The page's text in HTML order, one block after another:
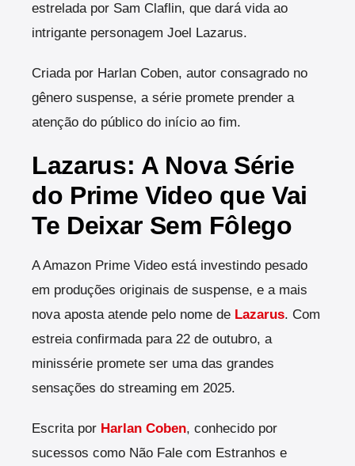
estrelada por Sam Claflin, que dará vida ao
intrigante personagem Joel Lazarus.
Criada por Harlan Coben, autor consagrado no
gênero suspense, a série promete prender a
atenção do público do início ao fim.
Lazarus: A Nova Série
do Prime Video que Vai
Te Deixar Sem Fôlego
A Amazon Prime Video está investindo pesado
em produções originais de suspense, e a mais
nova aposta atende pelo nome de Lazarus. Com
estreia confirmada para 22 de outubro, a
minissérie promete ser uma das grandes
sensações do streaming em 2025.
Escrita por Harlan Coben, conhecido por
sucessos como Não Fale com Estranhos e